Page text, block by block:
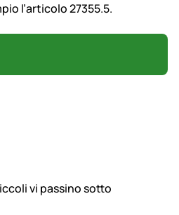
l’articolo 27355.5.
vi passino sotto